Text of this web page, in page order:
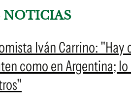
NOTICIAS
Iván Carrino: "Hay
como en Argentina;